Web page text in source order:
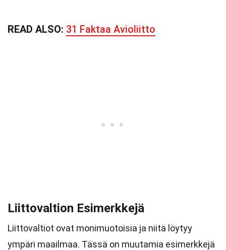
READ ALSO: 31 Faktaa Avioliitto
Liittovaltion Esimerkkejä
Liittovaltiot ovat monimuotoisia ja niitä löytyy
ympäri maailmaa. Tässä on muutamia esimerkkejä